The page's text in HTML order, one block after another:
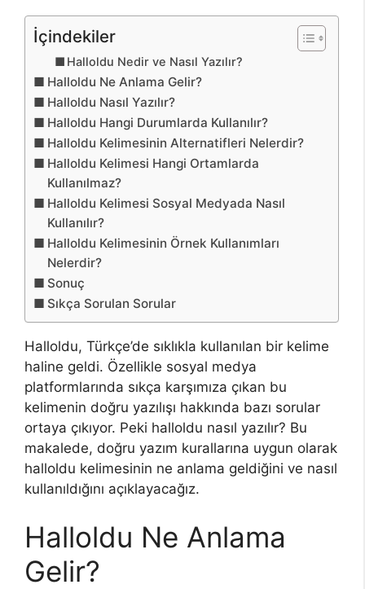
İçindekiler
Halloldu Nedir ve Nasıl Yazılır?
Halloldu Ne Anlama Gelir?
Halloldu Nasıl Yazılır?
Halloldu Hangi Durumlarda Kullanılır?
Halloldu Kelimesinin Alternatifleri Nelerdir?
Halloldu Kelimesi Hangi Ortamlarda
Kullanılmaz?
Halloldu Kelimesi Sosyal Medyada Nasıl
Kullanılır?
Halloldu Kelimesinin Örnek Kullanımları
Nelerdir?
Sonuç
Sıkça Sorulan Sorular
Halloldu, Türkçe’de sıklıkla kullanılan bir kelime
haline geldi. Özellikle sosyal medya
platformlarında sıkça karşımıza çıkan bu
kelimenin doğru yazılışı hakkında bazı sorular
ortaya çıkıyor. Peki halloldu nasıl yazılır? Bu
makalede, doğru yazım kurallarına uygun olarak
halloldu kelimesinin ne anlama geldiğini ve nasıl
kullanıldığını açıklayacağız.
Halloldu Ne Anlama
Gelir?